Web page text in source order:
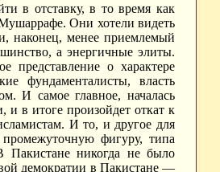
в отставку, в то время как
Они хотели видеть
наконец, менее приемлемый
а энергичные элиты.
представление о характере
фундаменталисты, власть
И самое главное, началась
и в итоге произойдет откат к
И то, и другое для
фигуру, типа
никогда не было
демократии в Пакистане —